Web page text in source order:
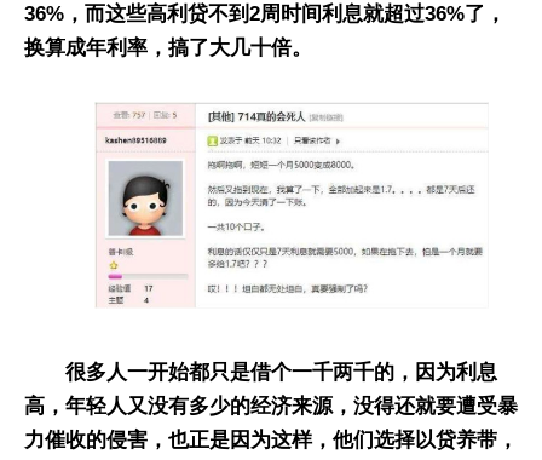
36%，而这些高利贷不到2周时间利息就超过36%了，
换算成年利率，搞了大几十倍。
很多人一开始都只是借个一千两千的，因为利息
高，年轻人又没有多少的经济来源，没得还就要遭受暴
力催收的侵害，也正是因为这样，他们选择以贷养带，